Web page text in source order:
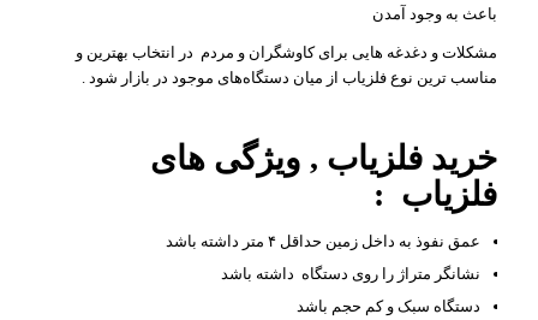
باعث به وجود آمدن
مشکلات و دغدغه‌ هایی برای کاوشگران و مردم در انتخاب بهترین و
مناسب ترین نوع فلزیاب از میان دستگاه‌های موجود در بازار شود .
خرید فلزیاب , ویژگی های
فلزیاب :
عمق نفوذ به داخل زمین حداقل ۴ متر داشته باشد
نشانگر متراژ را روی دستگاه داشته باشد
دستگاه سبک و کم حجم باشد